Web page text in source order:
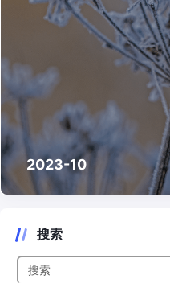
2023-10
搜索